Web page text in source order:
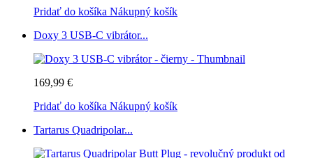
Pridať do košíka Nákupný košík
Doxy 3 USB-C vibrátor...
169,99 €
Pridať do košíka Nákupný košík
Tartarus Quadripolar...